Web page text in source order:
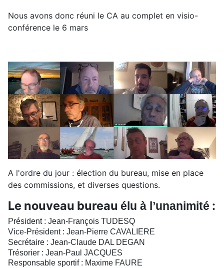
Nous avons donc réuni le CA au complet en visio-
conférence le 6 mars
A l'ordre du jour : élection du bureau, mise en place
des commissions, et diverses questions.
Le nouveau bureau élu à l’unanimité :
Président : Jean-François TUDESQ
Vice-Président : Jean-Pierre CAVALIERE
Secrétaire : Jean-Claude DAL DEGAN
Trésorier : Jean-Paul JACQUES
Responsable sportif : Maxime FAURE